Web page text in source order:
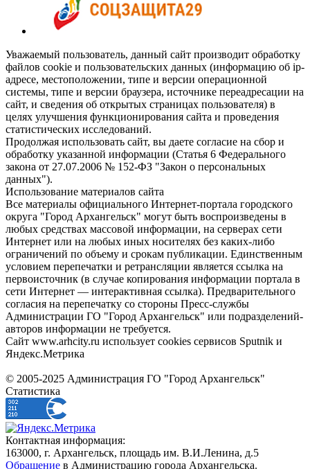
Уважаемый пользователь, данный сайт производит обработку
файлов cookie и пользовательских данных (информацию об ip-
адресе, местоположении, типе и версии операционной
системы, типе и версии браузера, источнике переадресации на
сайт, и сведения об открытых страницах пользователя) в
целях улучшения функционирования сайта и проведения
статистических исследований.
Продолжая использовать сайт, вы даете согласие на сбор и
обработку указанной информации (Статья 6 Федерального
закона от 27.07.2006 № 152-ФЗ "Закон о персональных
данных").
Использование материалов сайта
Все материалы официального Интернет-портала городского
округа "Город Архангельск" могут быть воспроизведены в
любых средствах массовой информации, на серверах сети
Интернет или на любых иных носителях без каких-либо
ограничений по объему и срокам публикации. Единственным
условием перепечатки и ретрансляции является ссылка на
первоисточник (в случае копирования информации портала в
сети Интернет — интерактивная ссылка). Предварительного
согласия на перепечатку со стороны Пресс-службы
Администрации ГО "Город Архангельск" или подразделений-
авторов информации не требуется.
Сайт www.arhcity.ru использует cookies сервисов Sputnik и
Яндекс.Метрика
© 2005-2025 Администрация ГО "Город Архангельск"
Статистика
Контактная информация:
163000, г. Архангельск, площадь им. В.И.Ленина, д.5
Обращение в Администрацию города Архангельска.